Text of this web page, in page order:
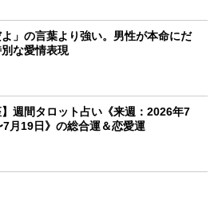
よ」の言葉より強い。男性が本命にだ
な愛情表現
】週間タロット占い《来週：2026年7
7月19日》の総合運＆恋愛運